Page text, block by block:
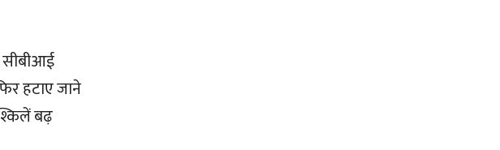
हटाए जाने
बढ़